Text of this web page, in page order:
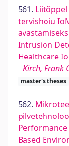
561.
tervishoiu
Intrusion
Healthcare
Kirch, Frank
master's theses
562.
Based